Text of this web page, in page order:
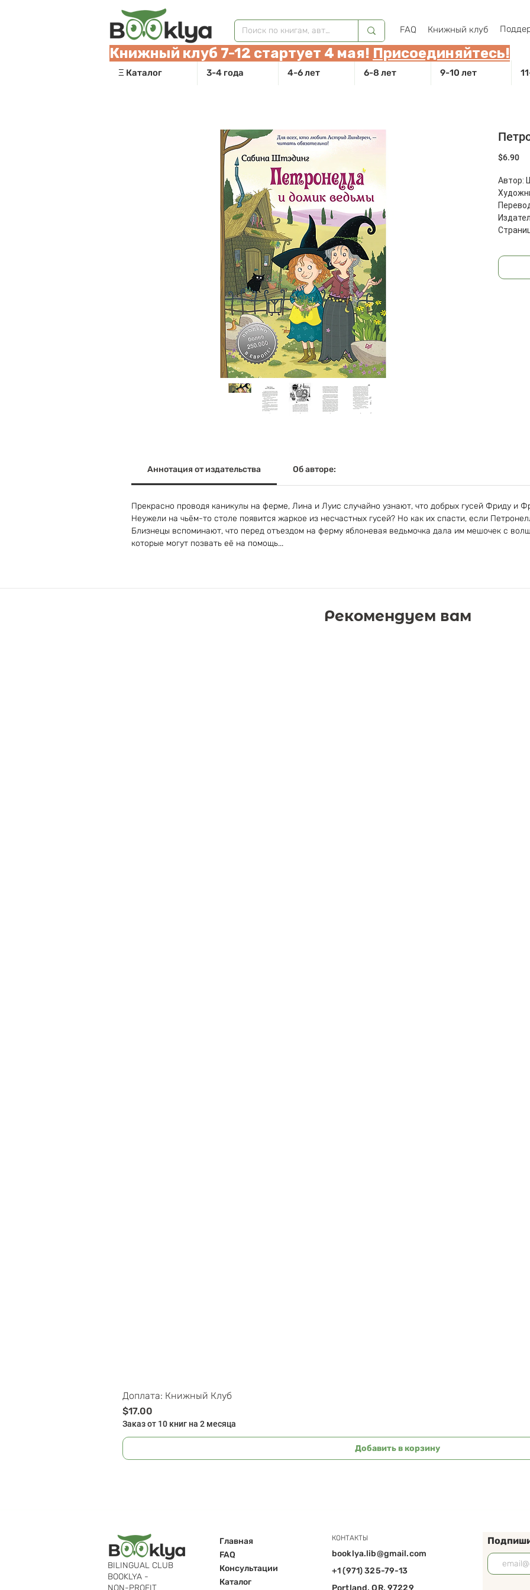
FAQ Книжный клуб
Ξ Каталог 3-4 года 4-6 лет 6-8 лет 9-10 лет
Книжный клуб 7-12 стартует 4 мая! Присоединяйтесь!
$6.90
Автор:
Масса:
Аннотация от издательства Об авторе:
Прекрасно проводя каникулы на ферме, Лина и Луис случайно узнают, что добрых гусей Фриду и
Неужели на чьём-то столе появится жаркое из несчастных гусей? Но как их спасти, если
Близнецы вспоминают, что перед отъездом на ферму яблоневая ведьмочка дала им мешочек с
которые могут позвать её на помощь...
Рекомендуем вам
Доплата: Книжный Клуб
Цена
$17.00
Заказ от 10 книг на 2 месяца
Добавить в корзину
BILINGUAL CLUB
BOOKLYA -
Главная
FAQ
Консультации
Каталог
КОНТАКТЫ
booklya.lib@gmail.com
+1 (971) 325-79-13